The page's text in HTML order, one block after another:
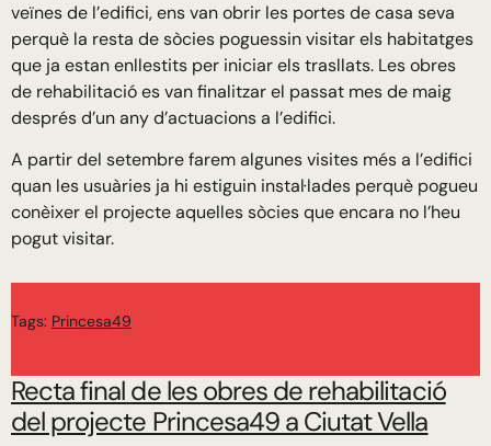
veïnes de l’edifici, ens van obrir les portes de casa seva
perquè la resta de sòcies poguessin visitar els habitatges
que ja estan enllestits per iniciar els trasllats. Les obres
de rehabilitació es van finalitzar el passat mes de maig
després d’un any d’actuacions a l’edifici.
A partir del setembre farem algunes visites més a l’edifici
quan les usuàries ja hi estiguin instal·lades perquè pogueu
conèixer el projecte aquelles sòcies que encara no l’heu
pogut visitar.
Tags: Princesa49
Recta final de les obres de rehabilitació
del projecte Princesa49 a Ciutat Vella